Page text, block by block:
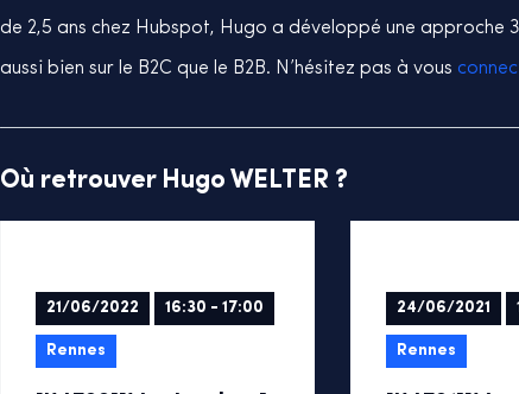
de 2,5 ans chez Hubspot, Hugo a développé une
aussi bien sur le B2C que le B2B. N’hésitez pas à vous
Où retrouver Hugo WELTER ?
21/06/2022 16:30 - 17:00
Rennes
24/06/2021
Rennes